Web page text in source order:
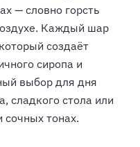
— словно горсть
Каждый шар
создаёт
сиропа и
выбор для дня
сладкого стола или
сочных тонах.